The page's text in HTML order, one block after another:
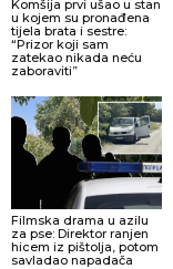
Komšija prvi ušao u stan
u kojem su pronađena
tijela brata i sestre:
“Prizor koji sam
zatekao nikada neću
zaboraviti”
Filmska drama u azilu
za pse: Direktor ranjen
hicem iz pištolja, potom
savladao napadača